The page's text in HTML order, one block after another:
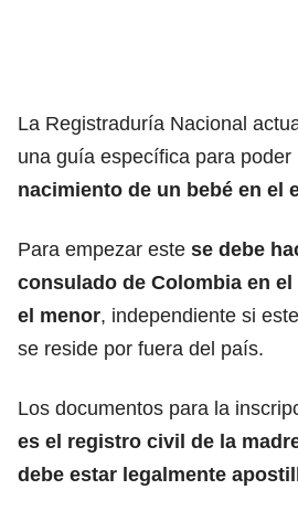
La Registraduría Nacional
una guía específica para poder
nacimiento de un bebé en el
Para empezar este se debe
consulado de Colombia en el
el menor, independiente si
se reside por fuera del país.
Los documentos para la
es el registro civil de la
debe estar legalmente